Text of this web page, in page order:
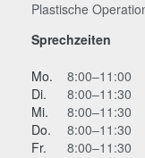
Plastische
Sprechzeiten
Mo. 8:00–11:00
Di.
8:00–11:30
Mi.
8:00–11:30
Do.
8:00–11:30
Fr.
8:00–11:30